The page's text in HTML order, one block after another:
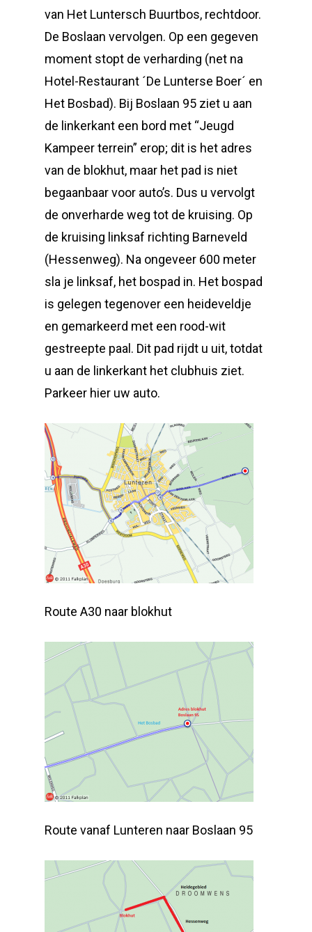
van Het Luntersch Buurtbos, rechtdoor.
De Boslaan vervolgen. Op een gegeven
moment stopt de verharding (net na
Hotel-Restaurant ´De Lunterse Boer´ en
Het Bosbad). Bij Boslaan 95 ziet u aan
de linkerkant een bord met “Jeugd
Kampeer terrein” erop; dit is het adres
van de blokhut, maar het pad is niet
begaanbaar voor auto’s. Dus u vervolgt
de onverharde weg tot de kruising. Op
de kruising linksaf richting Barneveld
(Hessenweg). Na ongeveer 600 meter
sla je linksaf, het bospad in. Het bospad
is gelegen tegenover een heideveldje
en gemarkeerd met een rood-wit
gestreepte paal. Dit pad rijdt u uit, totdat
u aan de linkerkant het clubhuis ziet.
Parkeer hier uw auto.
Route A30 naar blokhut
Route vanaf Lunteren naar Boslaan 95